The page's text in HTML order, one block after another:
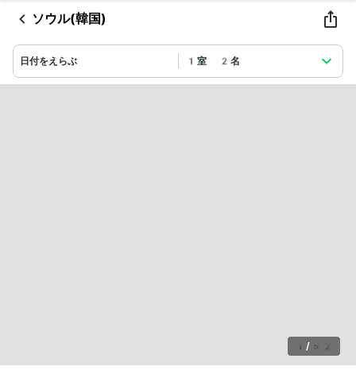
ソウル(韓国)
日付をえらぶ 1室 2名
1 / 52